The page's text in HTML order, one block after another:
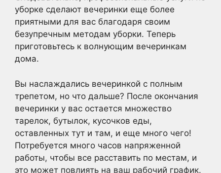
уборке сделают вечеринки еще более
приятными для вас благодаря своим
безупречным методам уборки. Теперь
приготовьтесь к волнующим вечеринкам
дома.
Вы наслаждались вечеринкой с полным
трепетом, но что дальше? После окончания
вечеринки у вас остается множество
тарелок, бутылок, кусочков еды,
оставленных тут и там, и еще много чего!
Потребуется много часов напряженной
работы, чтобы все расставить по местам, и
это может повлиять на ваш рабочий график.